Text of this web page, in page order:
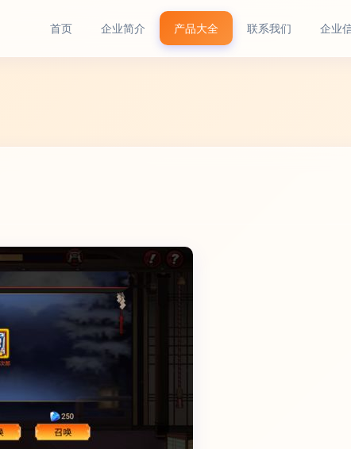
首页 企业简介 产品大全 联系我们 企业